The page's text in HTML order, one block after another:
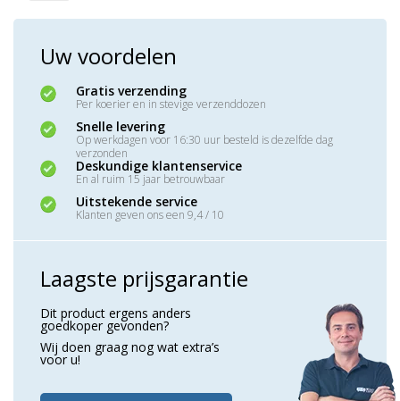
Uw voordelen
Gratis verzending
Per koerier en in stevige verzenddozen
Snelle levering
Op werkdagen voor 16:30 uur besteld is dezelfde dag
verzonden
Deskundige klantenservice
En al ruim 15 jaar betrouwbaar
Uitstekende service
Klanten geven ons een 9,4 / 10
Laagste prijsgarantie
Dit product ergens anders
goedkoper gevonden?
Wij doen graag nog wat extra’s
voor u!